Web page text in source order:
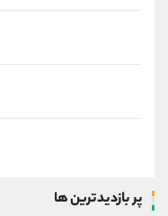
پر بازدیدترین ها